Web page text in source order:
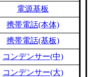
電源基板
携帯電話(本体)
携帯電話(基板)
コンデンサー(中)
コンデンサー(大)